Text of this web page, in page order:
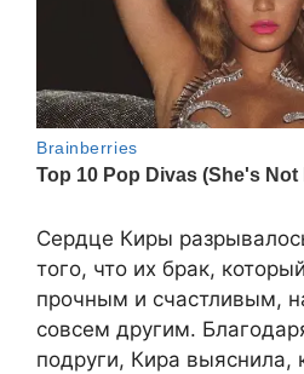
Сердце Киры
того, что их брак,
прочным и счастливым,
совсем другим.
подруги, Кира выяснила,